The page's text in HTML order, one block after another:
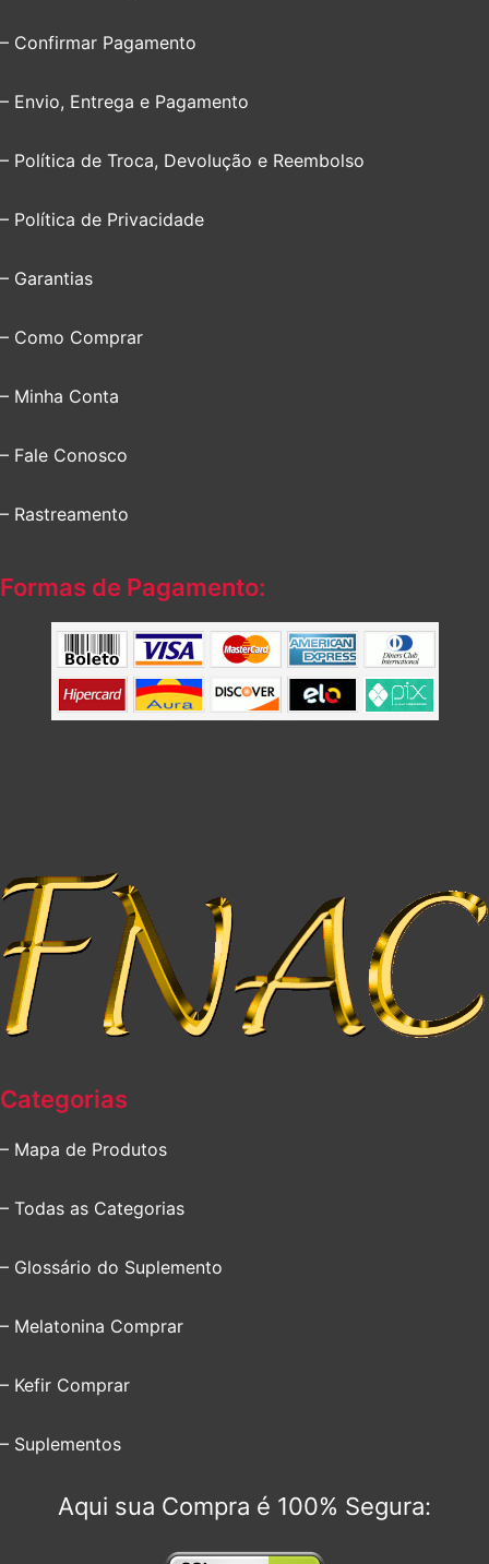
– Confirmar Pagamento
– Envio, Entrega e Pagamento
– Política de Troca, Devolução e Reembolso
– Política de Privacidade
– Garantias
– Como Comprar
– Minha Conta
– Fale Conosco
– Rastreamento
Formas de Pagamento:
Categorias
– Mapa de Produtos
– Todas as Categorias
– Glossário do Suplemento
– Melatonina Comprar
– Kefir Comprar
– Suplementos
Aqui sua Compra é 100% Segura: